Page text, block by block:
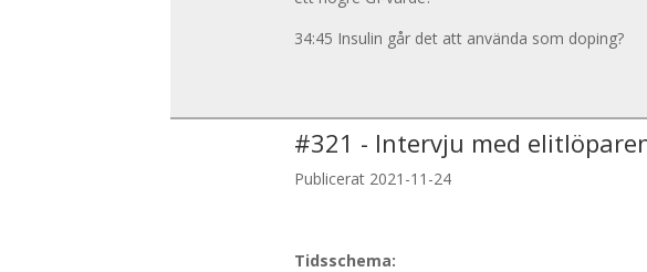
34:45 Insulin går det att använda som doping?
#321 - Intervju med
Publicerat 2021-11-24
Tidsschema: